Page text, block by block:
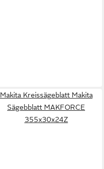
Makita Kreissägeblatt Makita
Sägebblatt MAKFORCE
355x30x24Z